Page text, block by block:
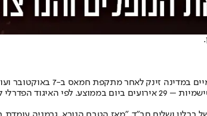
השתתפותו חסרת התקדים של הקנצלר באירוע מגיעה
המקומיים ויהודים ישראלים המתגוררים במדינה. רק לשם המחשה: בין 7 באוקטובר ל-9 בנובמבר התרחשו 994